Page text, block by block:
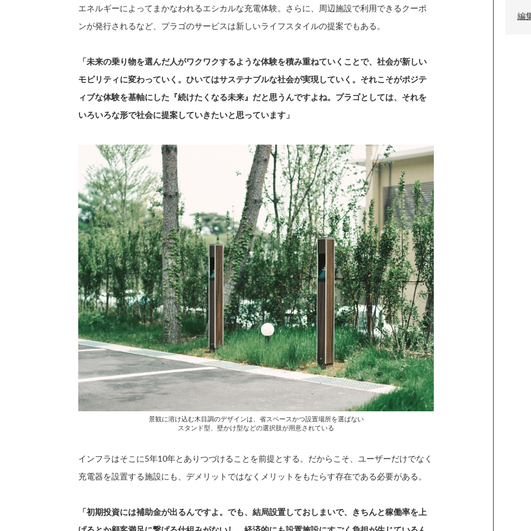
エネルギーによってまかなわれるエシカルな充電体験。さらに、周辺施設で利用できるクーポ
ンが発行されるなど、プラゴのサービスは新しいライフスタイルの提案でもある。
「未来の乗り物を選んだ人がワクワクするような体験を積み重ねていくことで、社会が新しい
モビリティに変わっていく。ひいてはサステナブルな社会が実現していく。それこそがポジテ
ィブな体験を基軸にした『続けたくなる未来』だと思うんですよね。プラゴとしては、それを
いろいろな形で社会に提案していきたいと思っています」
景観に溶け込む木目調のデザインは、省スペースかつ設置場所を選ばない
スタンド型、壁かけ型などの選択肢が用意されている
インフラはそこに5年10年とありつづけることを前提とする。だからこそ、ユーザーだけでなく
充電器を設置する施設にも、デメリットではなくメリットをもたらす存在である必要がある。
「初期投資には補助金が出るんですよ。でも、結局設置しておしまいで、きちんと稼働率を上
編